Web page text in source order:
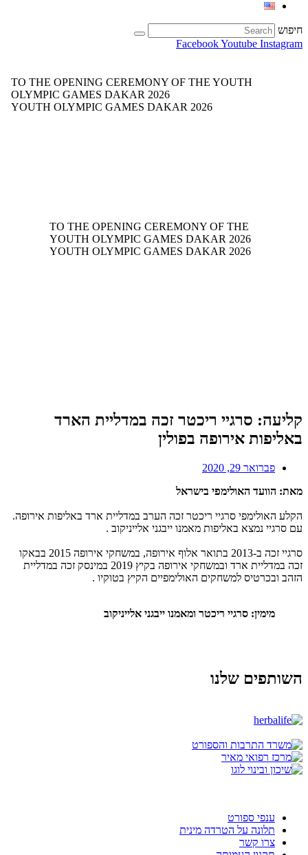
חיפוש
FacebookYoutube Instagram
קליעה: סרגיי ריכטר זכה במדליית הארד
באליפות אירופה בפולין
פברואר 29, 2020
מאת: הוועד האולימפי בישראל
הקלע האולימפי סרגיי ריכטר זכה הערב במדליית ארד באליפות אירופה.
עם סרגיי נמצא באליפות מאמנו ייבגני אלייניקוב .
סרגיי זכה ב-2013 בתואר אלוף אירופה, במשחקי אירופה 2015 בבאקו
זכה במדליית ארד ובמשחקי אירופה בקיץ 2019 במינסק זכה במדליית
הזהב ובכרטיס למשחקים האולימפיים הקיץ בטוקיו .
מימין: סרגיי ריכטר ומאמנו ייבגני אלייניקוב
השותפים שלנו
ענפי ספורט
תלונה על הטרדה מינית
צרו קשר